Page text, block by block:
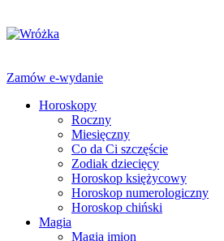
Zamów e-wydanie
Horoskopy
Roczny
Miesięczny
Co da Ci szczęście
Zodiak dziecięcy
Horoskop księżycowy
Horoskop numerologiczny
Horoskop chiński
Magia
Magia imion